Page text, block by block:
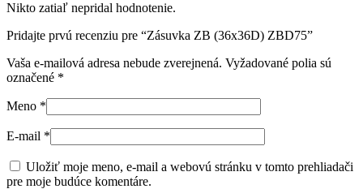
Nikto zatiaľ nepridal hodnotenie.
Pridajte prvú recenziu pre “Zásuvka ZB (36x36D) ZBD75”
Vaša e-mailová adresa nebude zverejnená. Vyžadované polia sú
označené *
Meno *
E-mail *
Uložiť moje meno, e-mail a webovú stránku v tomto prehliadači
pre moje budúce komentáre.